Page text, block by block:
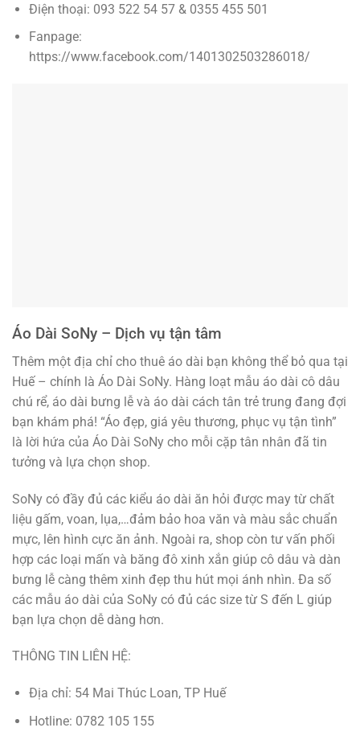
Điện thoại: 093 522 54 57 & 0355 455 501
Fanpage:
https://www.facebook.com/1401302503286018/
Áo Dài SoNy – Dịch vụ tận tâm
Thêm một địa chỉ cho thuê áo dài bạn không thể bỏ qua tại
Huế – chính là Áo Dài SoNy. Hàng loạt mẫu áo dài cô dâu
chú rể, áo dài bưng lễ và áo dài cách tân trẻ trung đang đợi
bạn khám phá! “Áo đẹp, giá yêu thương, phục vụ tận tình”
là lời hứa của Áo Dài SoNy cho mỗi cặp tân nhân đã tin
tưởng và lựa chọn shop.
SoNy có đầy đủ các kiểu áo dài ăn hỏi được may từ chất
liệu gấm, voan, lụa,…đảm bảo hoa văn và màu sắc chuẩn
mực, lên hình cực ăn ảnh. Ngoài ra, shop còn tư vấn phối
hợp các loại mấn và băng đô xinh xắn giúp cô dâu và dàn
bưng lễ càng thêm xinh đẹp thu hút mọi ánh nhìn. Đa số
các mẫu áo dài của SoNy có đủ các size từ S đến L giúp
bạn lựa chọn dễ dàng hơn.
THÔNG TIN LIÊN HỆ:
Địa chỉ: 54 Mai Thúc Loan, TP Huế
Hotline: 0782 105 155